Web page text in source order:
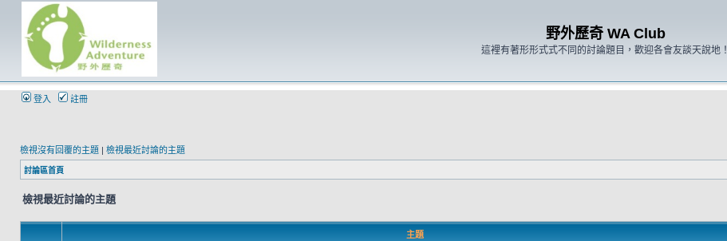
野外歷奇 WA Club
這裡有著形形式式不同的討論題目，歡迎各會友談天說地！
登入 註冊
檢視沒有回覆的主題 | 檢視最近討論的主題
討論區首頁
檢視最近討論的主題
主題